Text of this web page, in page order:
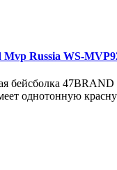
Mvp Russia WS-
бейсболка
однотонную